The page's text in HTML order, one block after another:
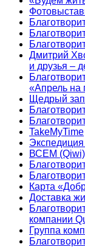
Дмитрий
и друзья –
«Апрель на
Щедрый
TakeMyTime
ВСЕМ (Qiwi)
Карта
Доставка
компании
Группа